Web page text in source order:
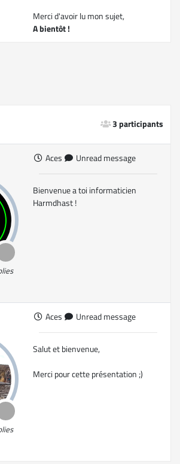
Merci d'avoir lu mon sujet,
A bientôt !
3 participants
Aces Unread message
Bienvenue a toi informaticien
Harmdhast !
Aces Unread message
Salut et bienvenue,
Merci pour cette présentation ;)